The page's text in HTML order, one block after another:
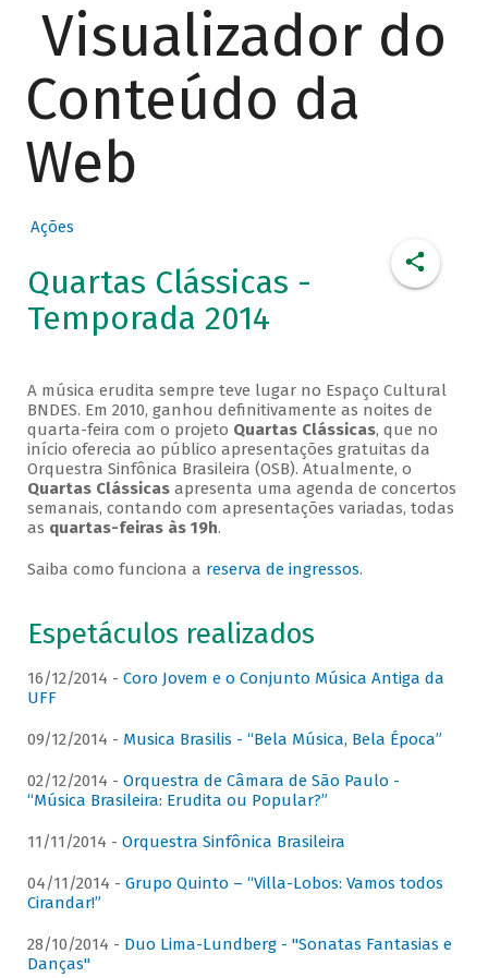
Visualizador do
Conteúdo da
Web
Ações
Quartas Clássicas -
Temporada 2014
A música erudita sempre teve lugar no Espaço Cultural
BNDES. Em 2010, ganhou definitivamente as noites de
quarta-feira com o projeto Quartas Clássicas, que no
início oferecia ao público apresentações gratuitas da
Orquestra Sinfônica Brasileira (OSB). Atualmente, o
Quartas Clássicasapresenta uma agenda de concertos
semanais, contando com apresentações variadas, todas
as quartas-feiras às 19h.
Saiba como funciona a reserva de ingressos.
Espetáculos realizados
16/12/2014 - Coro Jovem e o Conjunto Música Antiga da
UFF
09/12/2014 - Musica Brasilis - “Bela Música, Bela Época”
02/12/2014 - Orquestra de Câmara de São Paulo -
“Música Brasileira: Erudita ou Popular?”
11/11/2014 - Orquestra Sinfônica Brasileira
04/11/2014 - Grupo Quinto – “Villa-Lobos: Vamos todos
Cirandar!”
28/10/2014 - Duo Lima-Lundberg - "Sonatas Fantasias e
Danças"